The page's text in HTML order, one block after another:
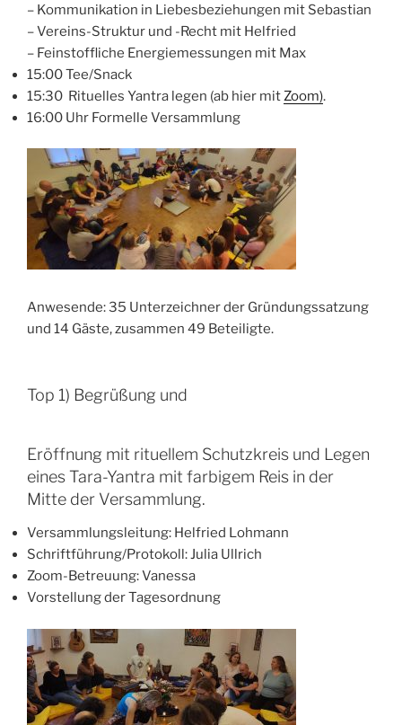
– Kommunikation in Liebesbeziehungen mit Sebastian
– Vereins-Struktur und -Recht mit Helfried
– Feinstoffliche Energiemessungen mit Max
15:00 Tee/Snack
15:30 Rituelles Yantra legen (ab hier mitZoom).
16:00 Uhr Formelle Versammlung
Anwesende: 35 Unterzeichner der Gründungssatzung
und 14 Gäste, zusammen 49 Beteiligte.
Top 1) Begrüßung und
Eröffnung mit rituellem Schutzkreis und Legen
eines Tara-Yantra mit farbigem Reis in der
Mitte der Versammlung.
Versammlungsleitung: Helfried Lohmann
Schriftführung/Protokoll: Julia Ullrich
Zoom-Betreuung: Vanessa
Vorstellung der Tagesordnung